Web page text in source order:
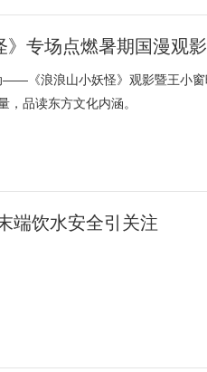
专场点燃暑期国漫观
《浪浪山小妖怪》观影暨王小
品读东方文化内涵。
端饮水安全引关注